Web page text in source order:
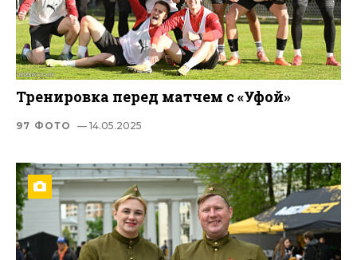
Тренировка перед матчем с «Уфой»
97 ФОТО — 14.05.2025